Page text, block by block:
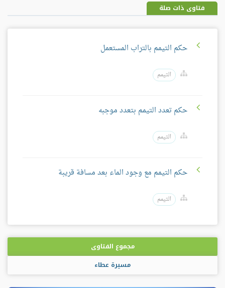
فتاوى ذات صلة
حكم التيمم بالتراب المستعمل
التيمم
حكم تعدد التيمم بتعدد موجبه
التيمم
حكم التيمم مع وجود الماء بعد مسافة قريبة
التيمم
مجموع الفتاوى
مسيرة عطاء